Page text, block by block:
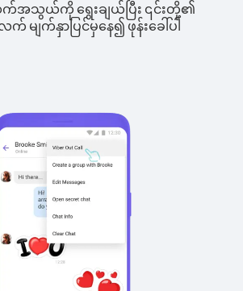
က်အသွယ်ကို ရွေးချယ်ပြီး ၎င်းတို့၏
မျက်နှာပြင်မှနေ၍ ဖုန်းခေါ်ပါ